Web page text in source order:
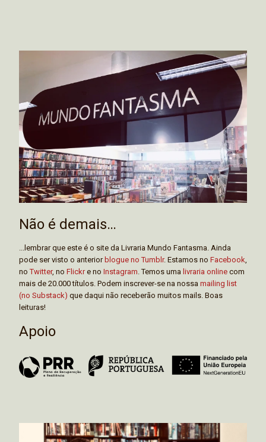
Não é demais…
...lembrar que este é o site da Livraria Mundo Fantasma. Ainda
pode ser visto o anterior blogue no Tumblr. Estamos no Facebook,
noTwitter, no Flickre no Instagram. Temos uma livraria online com
mais de 20.000 títulos. Podem inscrever-se na nossa mailing list
(no Substack) que daqui não receberão muitos mails. Boas
leituras!
Apoio